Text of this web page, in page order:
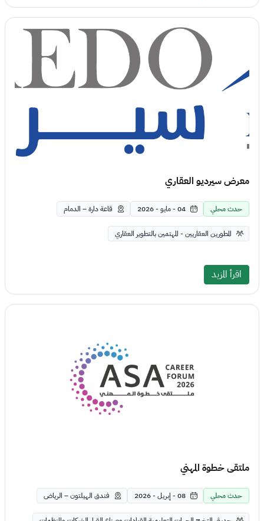
معرض سيرديو العقاري
حدث محلي 04 - مايو - 2026 قاعة دارة – الدمام
المطورين العقاريين - المهتمين بالتطوير العقاري
اقرأ المزيد
ملتقى خطوة المهني
حدث محلي 08 - إبريل - 2026 فندق الهيلتون – الرياض